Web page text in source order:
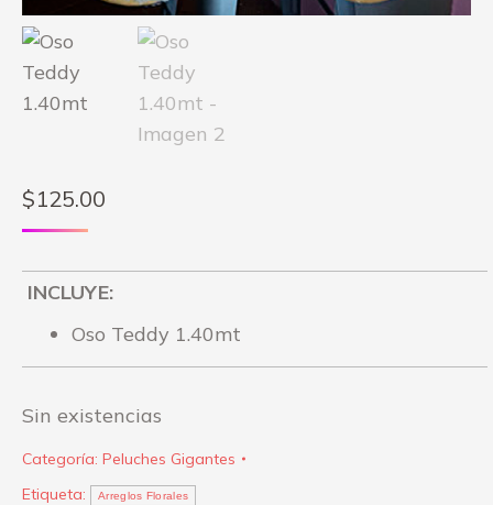
$125.00
INCLUYE:
Oso Teddy 1.40mt
Sin existencias
Categoría: Peluches Gigantes
Etiqueta:
Arreglos Florales